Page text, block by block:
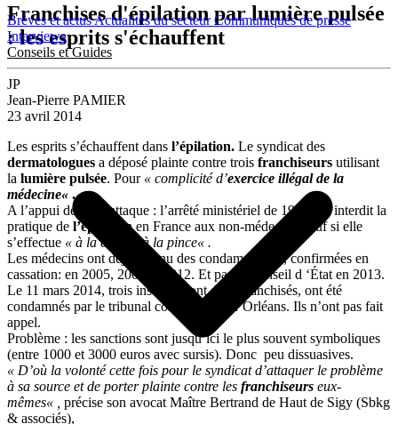
Brèves et actusActualités du secteurCommuniqués de presse
Interviews
Conseils et Guides
Franchises d'épilation par lumière pulsée
: les esprits s'échauffent
JP
Jean-Pierre PAMIER
23 avril 2014
Les esprits s’échauffent dans l’épilation. Le syndicat des
dermatologues a déposé plainte contre trois franchiseurs utilisant
la lumière pulsée. Pour « complicité d’exercice illégal de la
médecine« .
A l’appui de cette attaque : l’arrêté ministériel de 1962 qui interdit la
pratique de l’épilationen France aux non-médecins, sauf si elle
s’effectue « à la cire ou à la pince« .
Les médecins ont déjà obtenu des condamnations, confirmées en
cassation: en 2005, 2008 et 2012. Et par le Conseil d ‘État en 2013.
Le 11 mars 2014, trois instituts dont deux franchisés, ont été
condamnés par le tribunal correctionnel d’Orléans. Ils n’ont pas fait
appel.
Problème : les sanctions sont jusqu’ici le plus souvent symboliques
(entre 1000 et 3000 euros avec sursis). Donc peu dissuasives.
« D’où la volonté cette fois pour le syndicat d’attaquer le problème
à sa source et de porter plainte contre les franchiseurs eux-
mêmes« , précise son avocat Maître Bertrand de Haut de Sigy (Sbkg
& associés),